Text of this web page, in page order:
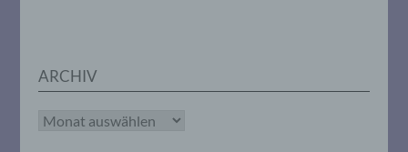
ARCHIV
Archiv
zusätzlichen Informationen gesondert
aufbewahrt werden und technischen und
unterliegen, die gewährleisten, dass die